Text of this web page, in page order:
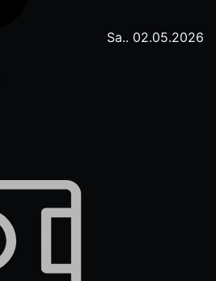
Sa.. 02.05.2026